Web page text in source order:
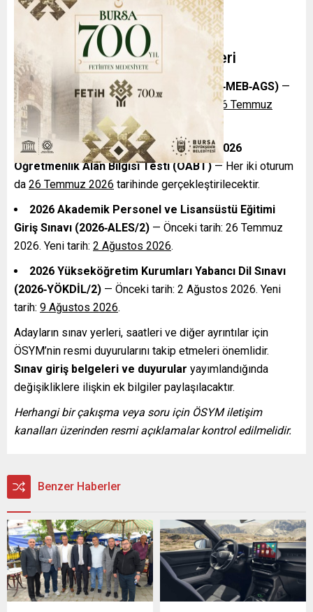
Sınavların Güncellenmiş Tarihleri
2026 MEB Akademi Giriş Sınavı (2026‑MEB‑AGS) —
Önceki tarih: 12 Temmuz 2026. Yeni tarih:26 Temmuz
2026
.
2026 Akademi Giriş Sınavı (AGS) ve 2026
Öğretmenlik Alan Bilgisi Testi (ÖABT)— Her iki oturum
da 26 Temmuz 2026 tarihinde gerçekleştirilecektir.
2026 Akademik Personel ve Lisansüstü Eğitimi
Giriş Sınavı (2026‑ALES/2) — Önceki tarih: 26 Temmuz
2026. Yeni tarih: 2 Ağustos 2026.
2026 Yükseköğretim Kurumları Yabancı Dil Sınavı
(2026‑YÖKDİL/2) — Önceki tarih: 2 Ağustos 2026. Yeni
tarih: 9 Ağustos 2026.
Adayların sınav yerleri, saatleri ve diğer ayrıntılar için
ÖSYM’nin resmi duyurularını takip etmeleri önemlidir.
Sınav giriş belgeleri ve duyurular yayımlandığında
değişikliklere ilişkin ek bilgiler paylaşılacaktır.
Herhangi bir çakışma veya soru için ÖSYM iletişim
kanalları üzerinden resmi açıklamalar kontrol edilmelidir.
Benzer Haberler